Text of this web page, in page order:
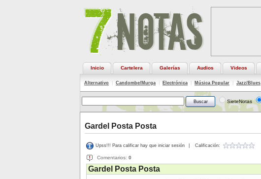
Inicio Cartelera Galerías Audios Videos
Alternativo Candombe/Murga Electrónica Música Popular Jazz/Blues
SieteNotas
Gardel Posta Posta
Upss!!! Para calificar hay que iniciar sesión Calificación:
Comentarios: 0
Gardel Posta Posta